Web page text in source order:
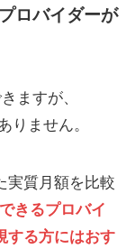
ロバイダーが
ますが、
ません。
実質月額を比較
きるプロバイ
する方にはおす